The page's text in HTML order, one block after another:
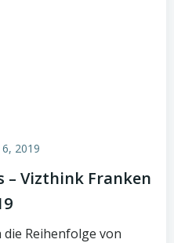
2019
– Vizthink Franken
Reihenfolge von